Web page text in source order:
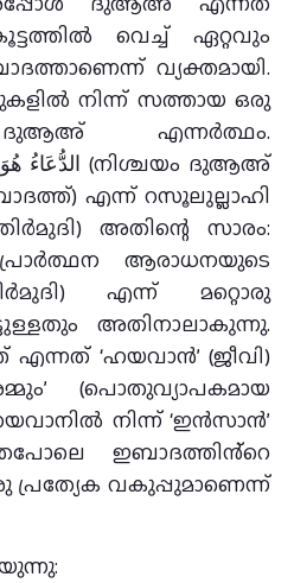
വെച്ച് ഏറ്റവും
വ്യക്തമായി.
നിന്ന് സത്തായ ഒരു
എന്നർത്ഥം.
എന്ന് റസൂലുല്ലാഹി
അതിന്റെ സാരം:
എന്ന് മറ്റൊരു
അതിനാലാകുന്നു.
‘ഹയവാൻ’ (ജീവി)
(പൊതുവ്യാപകമായ
നിന്ന് ‘ഇൻസാൻ’
ഇബാദത്തിൻ്റെ
പ്രത്യേക വകുപ്പുമാണെന്ന്